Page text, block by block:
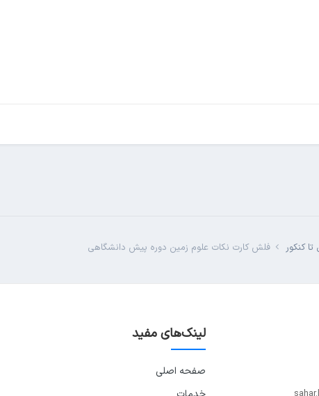
کنکور فلش کارت نکات علوم زمین دوره پیش دانشگاهی
لینک‌های مفید
صفحه اصلی